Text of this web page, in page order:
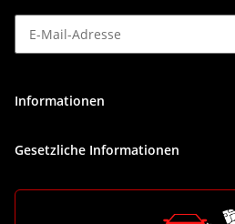
Informationen
Gesetzliche Informationen